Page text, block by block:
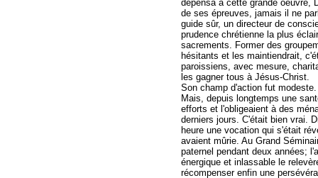
dépensa à cette grande oeuvre,
de ses épreuves, jamais il ne
guide sûr, un directeur de
prudence chrétienne la plus
sacrements. Former des
hésitants et les maintiendrait,
paroissiens, avec mesure,
les gagner tous à Jésus-Christ.
Son champ d'action fut
Mais, depuis longtemps une
efforts et l'obligeaient à des
derniers jours. C'était bien vrai.
heure une vocation qui s'était
avaient mûrie. Au Grand
paternel pendant deux années;
énergique et inlassable le
récompenser enfin une